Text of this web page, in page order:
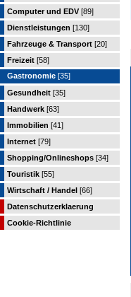
Computer und EDV [89]
Dienstleistungen [130]
Fahrzeuge & Transport [20]
Freizeit [58]
Gastronomie [35]
Gesundheit [35]
Handwerk [63]
Immobilien [41]
Internet [79]
Shopping/Onlineshops [34]
Touristik [55]
Wirtschaft / Handel [66]
Datenschutzerklaerung
Cookie-Richtlinie